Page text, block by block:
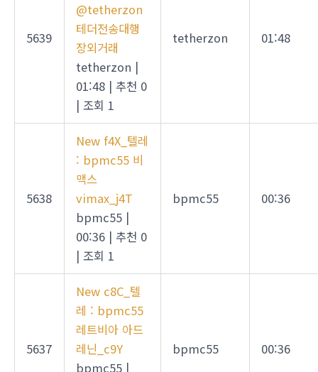
5639
@tetherzon
테더전송대행
장외거래
tetherzon |
01:48 | 추천 0
| 조회 1
tetherzon 01:48
5638
New f4X_텔레
: bpmc55 비
맥스
vimax_j4T
bpmc55 |
00:36 | 추천 0
| 조회 1
bpmc55 00:36
5637
New c8C_텔
레 : bpmc55
레트비아 아드
레닌_c9Y
bpmc55 |
bpmc55 00:36